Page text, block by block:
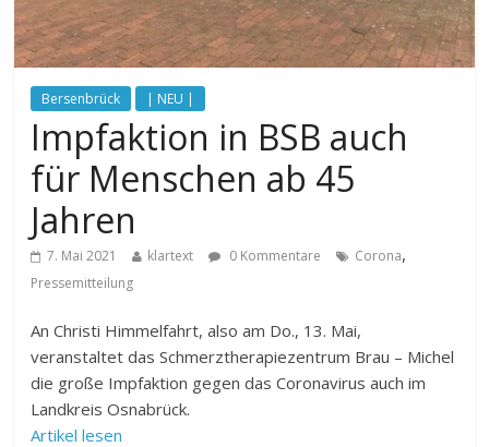
Bersenbrück | NEU |
Impfaktion in BSB auch
für Menschen ab 45
Jahren
7. Mai 2021 klartext 0 Kommentare Corona,
Pressemitteilung
An Christi Himmelfahrt, also am Do., 13. Mai,
veranstaltet das Schmerztherapiezentrum Brau – Michel
die große Impfaktion gegen das Coronavirus auch im
Landkreis Osnabrück.
Artikel lesen